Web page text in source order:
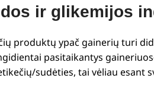
ir glikemijos
produktų ypač gainerių turi
pasitaikantys
sudėties, tai vėliau esant